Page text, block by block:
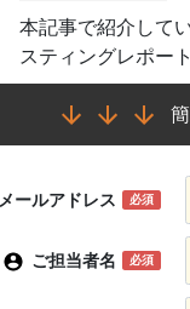
本記事で紹介して
スティングレポー
メールアドレス 必須
ご担当者名 必須